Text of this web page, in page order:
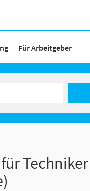
Für Arbeitgeber